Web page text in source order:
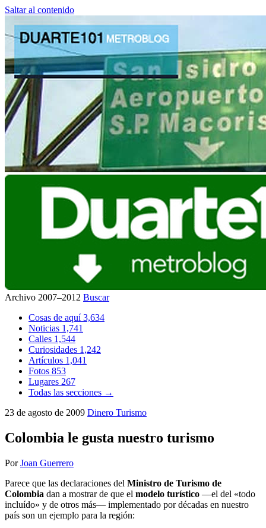
Saltar al contenido
Archivo 2007–2012 Buscar
Cosas de aquí3,634
Noticias 1,741
Calles 1,544
Curiosidades 1,242
Artículos 1,041
Fotos 853
Lugares 267
Todas las secciones →
23 de agosto de 2009 Dinero Turismo
Colombia le gusta nuestro turismo
PorJoan Guerrero
Parece que las declaraciones del Ministro de Turismo de
Colombia dan a mostrar de que el modelo turístico —el del «todo
incluído» y de otros más— implementado por décadas en nuestro
país son un ejemplo para la región: